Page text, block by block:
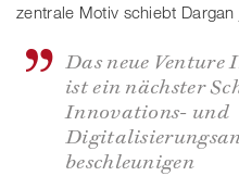
zentrale Motiv schiebt
Das neue
ist ein nächster
Innovations- und
beschleunigen